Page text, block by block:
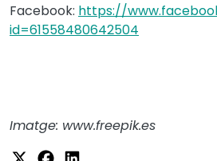
Facebook: https://
id=61558480642504
Imatge: www.freepik.es